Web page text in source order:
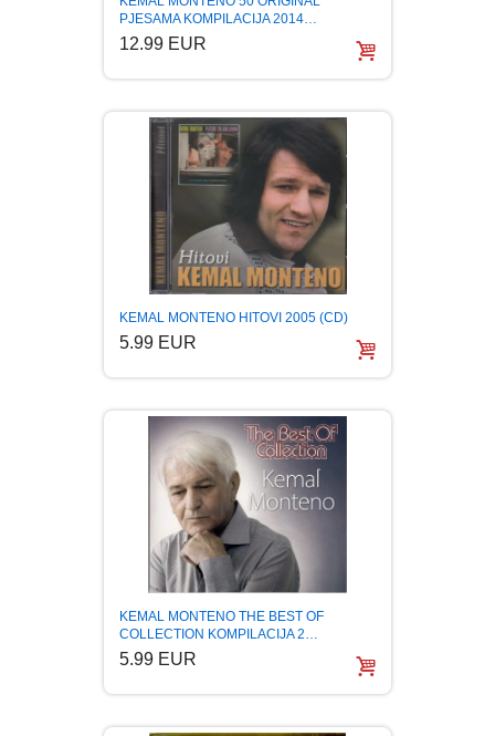
BOJANKE ZA ODRASLE
DRAMA
DRUSTVENA IGRA
DUH I TELO
EDUKATIVNI
ESEJISTIKA
FANTASTIKA
HOROR
INTERNET I RAČUNARI
ISTORIJSKI
PAVLODERM
100% PRIRODNO
PJESAMA KOMPILACIJA 2014…
12.99 EUR
KEMAL MONTENO HITOVI 2005 (CD)
5.99 EUR
KEMAL MONTENO THE BEST OF
COLLECTION KOMPILACIJA 2…
5.99 EUR